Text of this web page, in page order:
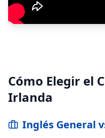
Cómo Elegir el
Irlanda
Inglés General